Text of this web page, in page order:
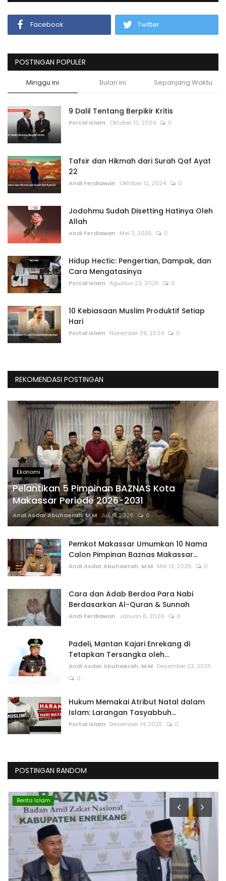
Facebook Twitter
POSTINGAN POPULER
Minggu ini Bulan ini Sepanjang Waktu
9 Dalil Tentang Berpikir Kritis
Portal Islam Oktober 13, 2024 0
Tafsir dan Hikmah dari Surah Qaf Ayat
22
Andi Ferdiawan Oktober 12, 2024 0
Jodohmu Sudah Disetting Hatinya Oleh
Allah
Andi Ferdiawan Mei 3, 2025 0
Hidup Hectic: Pengertian, Dampak, dan
Cara Mengatasinya
Portal Islam Agustus 23, 2025 0
10 Kebiasaan Muslim Produktif Setiap
Hari
Portal Islam November 29, 2024 0
REKOMENDASI POSTINGAN
Ekonomi
Pelantikan 5 Pimpinan BAZNAS Kota
Makassar Periode 2026-2031
Andi Asdar Abuhaerah, M.M Juli 6, 2026 0
Pemkot Makassar Umumkan 10 Nama
Calon Pimpinan Baznas Makassar...
Andi Asdar Abuhaerah, M.M Mei 13, 2026 0
Cara dan Adab Berdoa Para Nabi
Berdasarkan Al-Quran & Sunnah
Andi Ferdiawan Januari 6, 2026 0
Padeli, Mantan Kajari Enrekang di
Tetapkan Tersangka oleh...
Andi Asdar Abuhaerah, M.M Desember 22, 2025
0
Hukum Memakai Atribut Natal dalam
Islam: Larangan Tasyabbuh...
Portal Islam Desember 14, 2025 0
POSTINGAN RANDOM
Berita Islam